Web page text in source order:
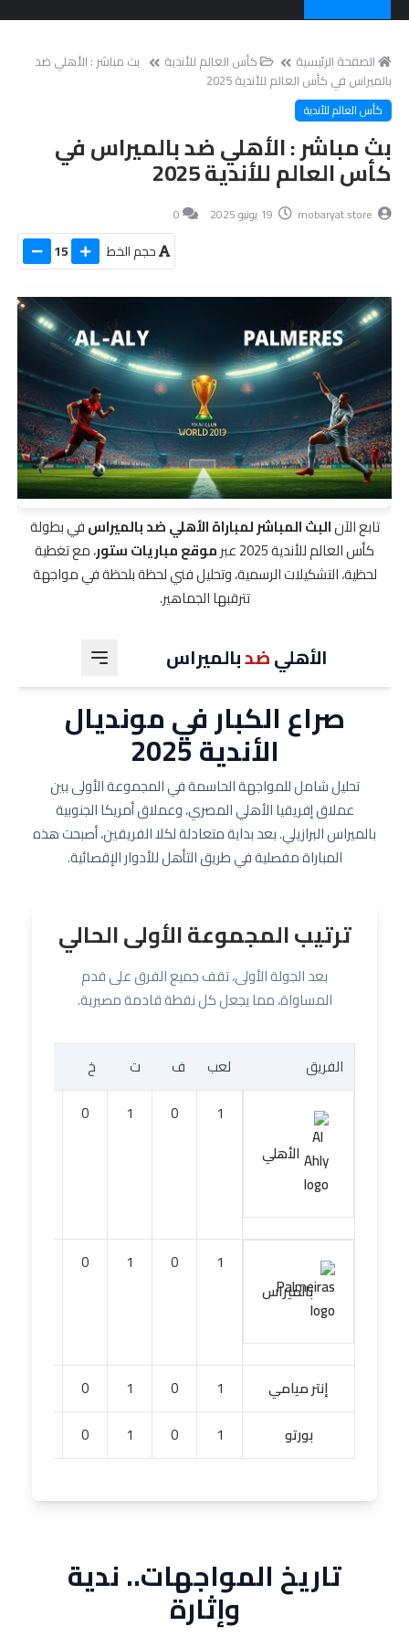
الصفحة الرئيسية كأس العالم للأندية
بث مباشر : الأهلي ضد
بالميراس في كأس العالم للأندية 2025
كأس العالم للأندية
بث مباشر : الأهلي ضد بالميراس في
كأس العالم للأندية 2025
mobaryat.store
0
حجم الخط 15
تابع الآنالبث المباشر لمباراة الأهلي ضد بالميراسفي بطولة
كأس العالم للأندية 2025 عبر
موقع مباريات ستور، مع تغطية
لحظية، التشكيلات الرسمية، وتحليل فني لحظة بلحظة في مواجهة
تترقبها الجماهير.
الأهليضدبالميراس
صراع الكبار في مونديال
الأندية 2025
تحليل شامل للمواجهة الحاسمة في المجموعة الأولى بين
عملاق إفريقيا الأهلي المصري، وعملاق أمريكا الجنوبية
بالميراس البرازيلي. بعد بداية متعادلة لكلا الفريقين، أصبحت هذه
المباراة مفصلية في طريق التأهل للأدوار الإقصائية.
ترتيب المجموعة الأولى الحالي
بعد الجولة الأولى، تقف جميع الفرق على قدم
المساواة، مما يجعل كل نقطة قادمة مصيرية.
الفريق لعب ف ت خ
الأهلي
1
0
1
0
بالميراس
1
0
1
0
إنتر ميامي 1
0
1
0
بورتو
1
0
1
0
تاريخ المواجهات.. ندية
وإثارة